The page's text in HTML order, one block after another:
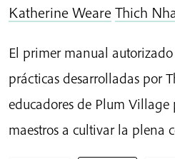
Katherine WeareThich
El primer manual
prácticas desarrolladas por
educadores de Plum Village
maestros a cultivar la plena